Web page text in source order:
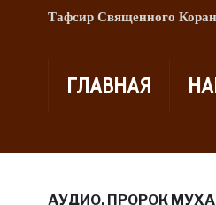
Тафсир Священного
ГЛАВНАЯ
АУДИО, ПРОРОК